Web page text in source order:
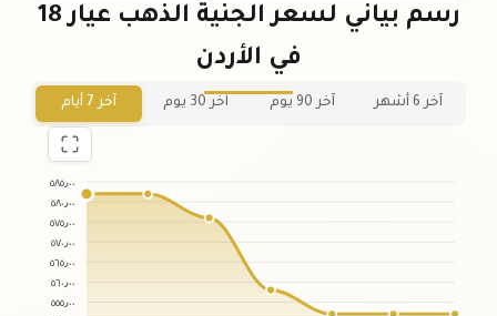
رسم بياني لسعر الجنية الذهب عيار 18
في الأردن
آخر 6 أشهر آخر 90 يوم آخر 30 يوم آخر 7 أيام
٥٨٥٫٠٠
٥٨٠٫٠٠
٥٧٥٫٠٠
٥٧٠٫٠٠
٥٦٥٫٠٠
٥٦٠٫٠٠
٥٥٥٫٠٠